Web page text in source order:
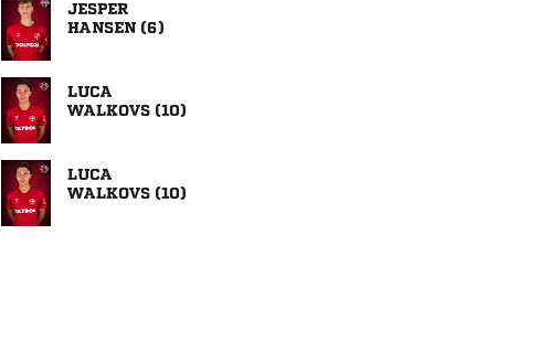

 

 

 